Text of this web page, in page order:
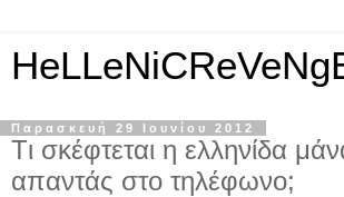
Παρασκευή 29 Ιουνίου 2012
Tι σκέφτεται η ελληνίδα
απαντάς στο τηλέφωνο;